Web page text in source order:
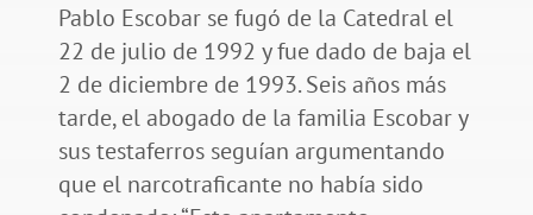
Pablo Escobar se fugó de la Catedral el
22 de julio de 1992 y fue dado de baja el
2 de diciembre de 1993. Seis años más
tarde, el abogado de la familia Escobar y
sus testaferros seguían argumentando
que el narcotraficante no había sido